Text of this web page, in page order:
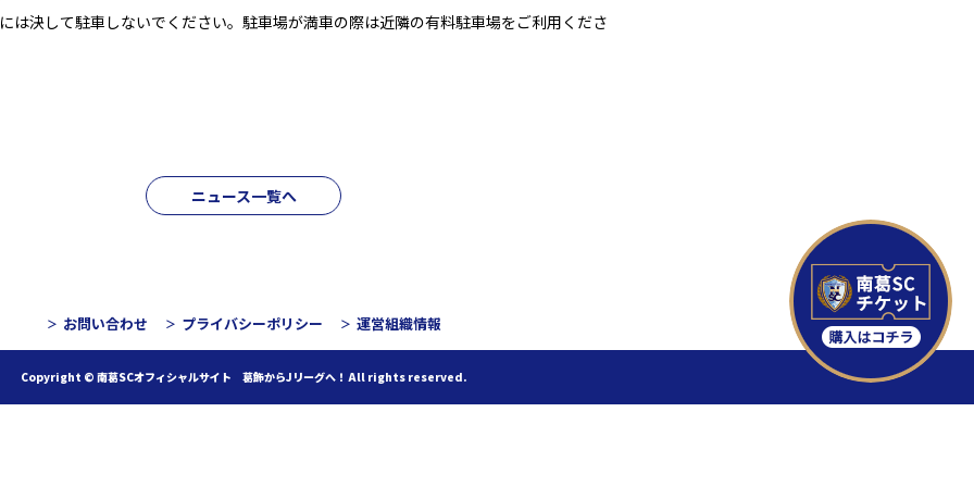
は決して駐車しないでください。駐車場が満車の際は近隣の有料駐車場をご利用くださ
ニュース一覧へ
お問い合わせ プライバシーポリシー 運営組織情報
Copyright © 南葛SCオフィシャルサイト 葛飾からJリーグへ！All rights reserved.